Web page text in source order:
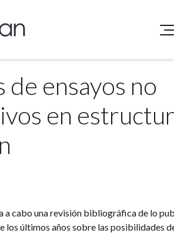
ensayos no
en
a cabo una revisión bibliográfica de lo
los últimos años sobre las posibilidades